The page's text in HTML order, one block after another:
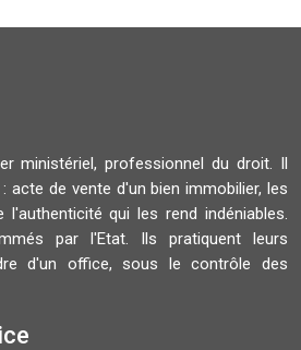
ministériel, professionnel du droit. Il
acte de vente d'un bien immobilier, les
qui les rend indéniables.
par l'Etat. Ils pratiquent leurs
d'un office, sous le contrôle des